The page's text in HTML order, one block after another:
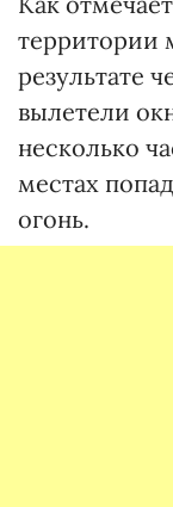
территории
результате
вылетели
несколько
местах
огонь.